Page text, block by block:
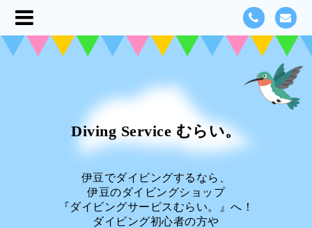
Diving Service むらい。
伊豆でダイビングするなら、
伊豆のダイビングショップ
『ダイビングサービスむらい。』へ！
ダイビング初心者の方や